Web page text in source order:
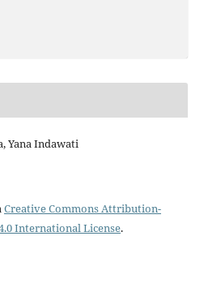
Yana Indawati
Creative Commons Attribution-
International License.